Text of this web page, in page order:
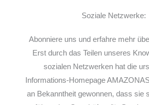
Soziale Netzwerke:
Abonniere uns und erfahre mehr
Erst durch das Teilen unseres
sozialen Netzwerken hat die
Informations-Homepage
an Bekanntheit gewonnen, dass sie